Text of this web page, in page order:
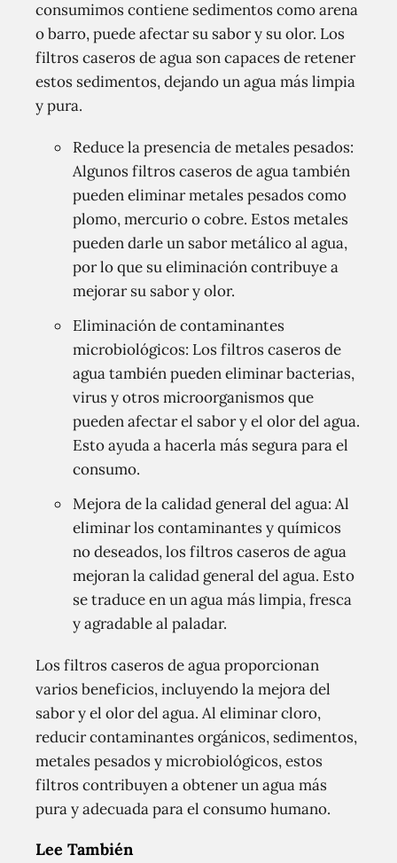
consumimos contiene sedimentos como arena
o barro, puede afectar su sabor y su olor. Los
filtros caseros de agua son capaces de retener
estos sedimentos, dejando un agua más limpia
y pura.
Reduce la presencia de metales pesados:
Algunos filtros caseros de agua también
pueden eliminar metales pesados como
plomo, mercurio o cobre. Estos metales
pueden darle un sabor metálico al agua,
por lo que su eliminación contribuye a
mejorar su sabor y olor.
Eliminación de contaminantes
microbiológicos: Los filtros caseros de
agua también pueden eliminar bacterias,
virus y otros microorganismos que
pueden afectar el sabor y el olor del agua.
Esto ayuda a hacerla más segura para el
consumo.
Mejora de la calidad general del agua: Al
eliminar los contaminantes y químicos
no deseados, los filtros caseros de agua
mejoran la calidad general del agua. Esto
se traduce en un agua más limpia, fresca
y agradable al paladar.
Los filtros caseros de agua proporcionan
varios beneficios, incluyendo la mejora del
sabor y el olor del agua. Al eliminar cloro,
reducir contaminantes orgánicos, sedimentos,
metales pesados y microbiológicos, estos
filtros contribuyen a obtener un agua más
pura y adecuada para el consumo humano.
Lee También